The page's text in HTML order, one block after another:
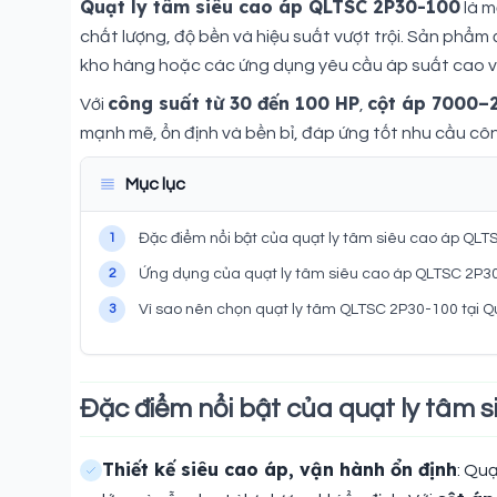
Quạt ly tâm siêu cao áp QLTSC 2P30-100 là
chất lượng, độ bền và hiệu suất vượt trội. Sản
kho hàng hoặc các ứng dụng yêu cầu áp suất cao
Với công suất từ 30 đến 100 HP cột áp
mạnh mẽ, ổn định và bền bỉ, đáp ứng tốt nhu cầu
Mục lục
1 Đặc điểm nổi bật của quạt ly tâm siêu cao áp
2 Ứng dụng của quạt ly tâm siêu cao áp QLTSC
3 Vì sao nên chọn quạt ly tâm QLTSC 2P30-100 tại
Đặc điểm nổi bật của quạt ly tâm
Thiết kế siêu cao áp, vận hành ổn định: